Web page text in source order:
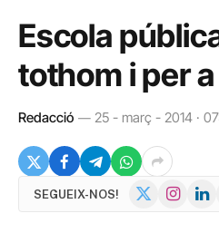
Escola
tothom i per
Redacció 25 - març - 2014 ·
SEGUEIX-NOS!
X
Instagram